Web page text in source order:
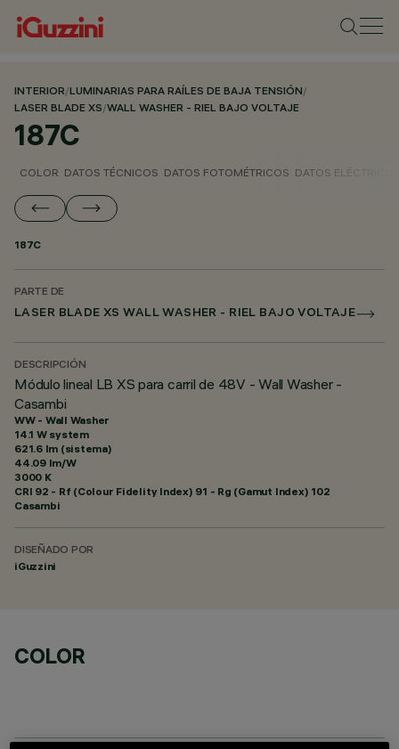
INTERIOR/LUMINARIAS PARA RAÍLES DE BAJA TENSIÓN/
LASER BLADE XS/WALL WASHER - RIEL BAJO VOLTAJE
187C
COLOR DATOS TÉCNICOS DATOS FOTOMÉTRICOS DATOS
187C
PARTE DE
LASER BLADE XS WALL WASHER - RIEL BAJO VOLTAJE
DESCRIPCIÓN
Módulo lineal LB XS para carril de 48V - Wall Washer -
Casambi
WW - Wall Washer
14.1 W system
621.6 lm (sistema)
44.09 lm/W
3000 K
CRI 92 - Rf (Colour Fidelity Index) 91 - Rg (Gamut Index) 102
Casambi
DISEÑADO POR
iGuzzini
COLOR